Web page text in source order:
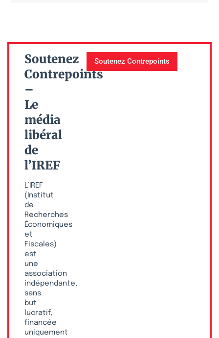
Soutenez
Contrepoints
–
Le
média
libéral
de
l’IREF
L’IREF
(Institut
de
Recherches
Économiques
et
Fiscales)
est
une
association
indépendante,
sans
but
lucratif,
financée
uniquement
Soutenez Contrepoints